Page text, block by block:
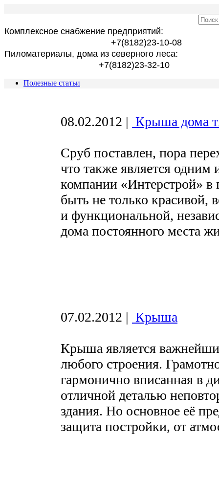
Комплексное снабжение предприятий:
+7(8182)23-10-08
Пиломатериалы, дома из северного леса:
+7(8182)23-32-10
Полезные статьи
08.02.2012 | Крыша дома
Сруб поставлен, пора
что также является одним
компании «Интерстрой»
быть не только красивой,
и функциональной,
дома постоянного места
07.02.2012 | Крыша
Крыша является
любого строения.
гармонично вписанная в
отличной деталью
здания. Но основное её
защита постройки, от